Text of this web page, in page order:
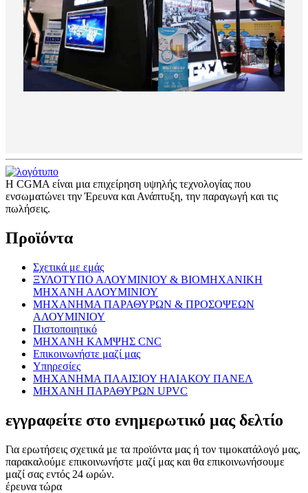
Η CGMA είναι μια επιχείρηση υψηλής τεχνολογίας που
ενσωματώνει την Έρευνα και Ανάπτυξη, την παραγωγή και τις
πωλήσεις.
Προϊόντα
Σχετικά με εμάς
ΞΥΛΟΤΥΠΟ ΑΛΟΥΜΙΝΙΟΥ & ΒΙΟΜΗΧΑΝΙΚΗ
ΜΗΧΑΝΗ ΑΛΟΥΜΙΝΙΟΥ
ΜΗΧΑΝΗΜΑ ΠΑΡΑΘΥΡΩΝ & ΠΡΟΣΟΨΕΩΝ
ΑΛΟΥΜΙΝΙΟΥ
Πιστοποιητικό
ΜΗΧΑΝΗ ΚΑΜΨΗΣ CNC
Επικοινωνήστε μαζί μας
Υπηρεσίες
ΜΗΧΑΝΗΜΑ ΠΛΑΙΣΙΟΥ ΗΛΙΑΚΟΥ ΠΑΝΕΛ
ΜΗΧΑΝΗ ΠΑΡΑΘΥΡΩΝ UPVC
εγγραφείτε στο ενημερωτικό μας δελτίο
Για ερωτήσεις σχετικά με τα προϊόντα μας ή τον τιμοκατάλογό μας,
παρακαλούμε επικοινωνήστε μαζί μας και θα επικοινωνήσουμε
μαζί σας εντός 24 ωρών.
έρευνα τώρα